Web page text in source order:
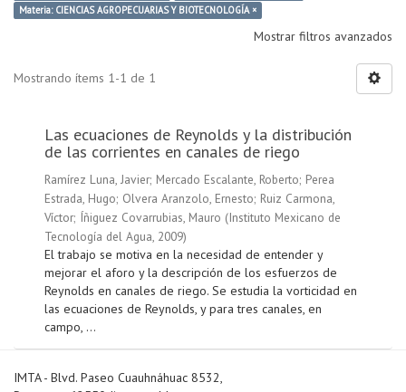
Materia: CIENCIAS AGROPECUARIAS Y BIOTECNOLOGÍA ×
Mostrar filtros avanzados
Mostrando ítems 1-1 de 1
Las ecuaciones de Reynolds y la distribución
de las corrientes en canales de riego
Ramírez Luna, Javier; Mercado Escalante, Roberto; Perea
Estrada, Hugo; Olvera Aranzolo, Ernesto; Ruiz Carmona,
Víctor; Íñiguez Covarrubias, Mauro (Instituto Mexicano de
Tecnología del Agua, 2009)
El trabajo se motiva en la necesidad de entender y
mejorar el aforo y la descripción de los esfuerzos de
Reynolds en canales de riego. Se estudia la vorticidad en
las ecuaciones de Reynolds, y para tres canales, en
campo, ...
IMTA - Blvd. Paseo Cuauhnáhuac 8532,